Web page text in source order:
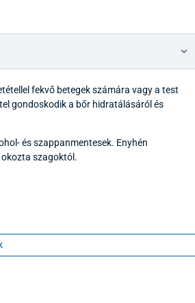
fekvő betegek számára vagy a test
gondoskodik a bőr hidratálásáról és
és szappanmentesek. Enyhén
szagoktól.